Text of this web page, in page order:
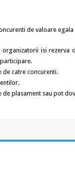
de valoare
isi rezerva
de catre concurenti.
plasament sau pot